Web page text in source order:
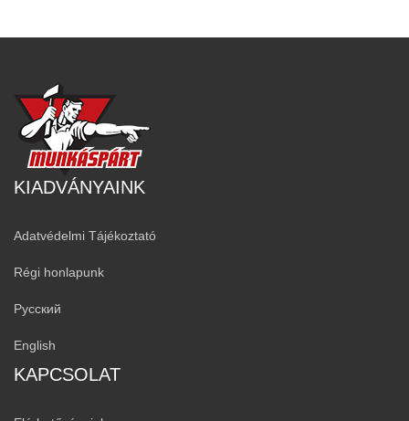
KIADVÁNYAINK
Adatvédelmi Tájékoztató
Régi honlapunk
Русский
English
KAPCSOLAT